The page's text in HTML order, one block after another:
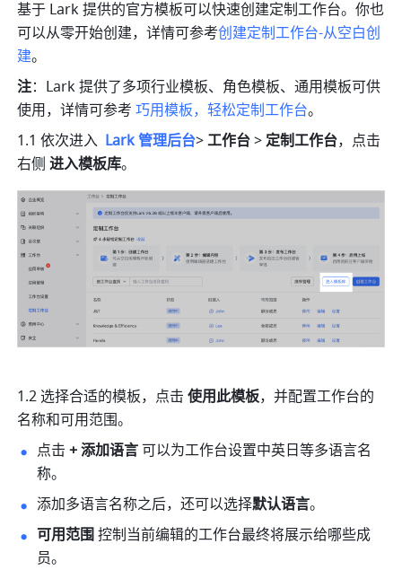
基于 Lark 提供的官方模板可以快速创建定制工作台。你也
可以从零开始创建，详情可参考创建定制工作台-从空白创
建。
注：Lark 提供了多项行业模板、角色模板、通用模板可供
使用，详情可参考 巧用模板，轻松定制工作台。
1.1 依次进入 Lark 管理后台> 工作台 > 定制工作台，点击
右侧 进入模板库。
1.2 选择合适的模板，点击 使用此模板，并配置工作台的
名称和可用范围。
点击 + 添加语言 可以为工作台设置中英日等多语言名
称。
添加多语言名称之后，还可以选择默认语言。
可用范围 控制当前编辑的工作台最终将展示给哪些成
员。